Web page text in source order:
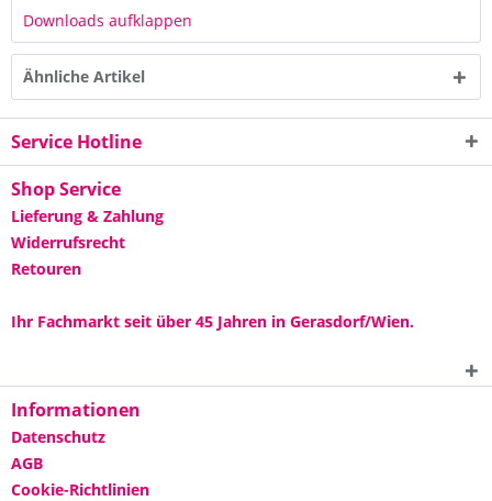
Downloads aufklappen
Ähnliche Artikel
Service Hotline
Shop Service
Lieferung & Zahlung
Widerrufsrecht
Retouren
Ihr Fachmarkt seit über 45 Jahren in Gerasdorf/Wien.
Informationen
Datenschutz
AGB
Cookie-Richtlinien